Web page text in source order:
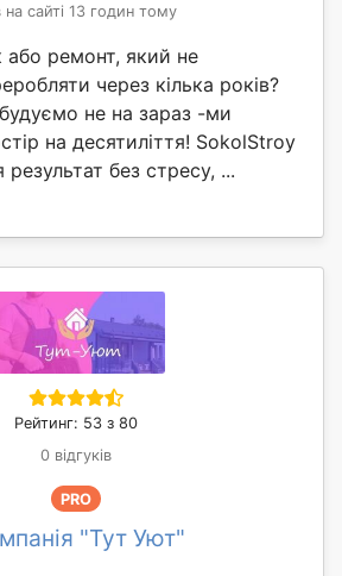
на сайті 13 годин тому
або ремонт, який не
через кілька років?
не на зараз -ми
на десятиліття! SokolStroy
без стресу, ...
Рейтинг: 53 з 80
0 відгуків
PRO
"Тут Уют"